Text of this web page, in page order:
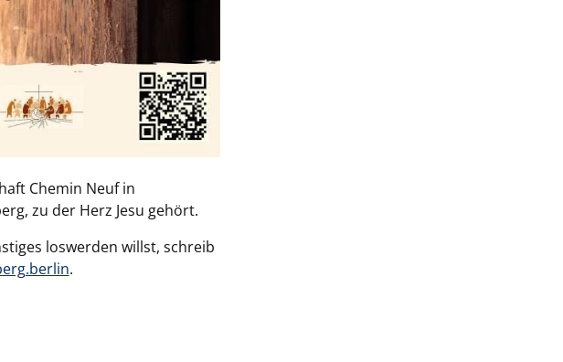
Chemin Neuf in
zu der Herz Jesu gehört.
loswerden willst, schreib
.